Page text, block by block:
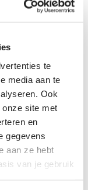
te
media aan te
Ook
site met
en
gegevens
aan ze hebt
van je gebruik
and inlaid